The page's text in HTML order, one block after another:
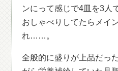
ンにって感じで4皿を3人
おしゃべりしてたらメイ
れ……。
全般的に盛りが上品だっ